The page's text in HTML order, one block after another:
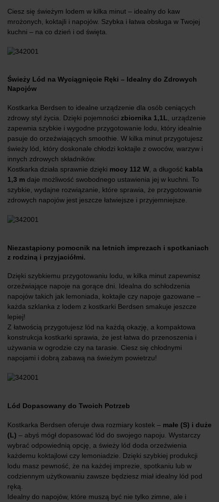
Ciesz się świeżym lodem w kilka minut – idealny do kaw
mrożonych, koktajli i napojów. Szybka i łatwa obsługa w Twojej
kuchni – na co dzień i od święta.
Świeży Lód na Wyciągnięcie Ręki – Idealny do Zdrowych
Napojów
Kostkarka Berdsen to idealne urządzenie dla osób ceniących
zdrowy styl życia. Dzięki pojemności zbiornika 1,1L , urządzenie
zapewnia szybkie i wygodne przygotowanie lodu, który idealnie
pasuje do orzeźwiających smoothie. W kilka minut przygotujesz
świeży lód, który doskonale chłodzi koktajle z owoców, warzyw i
innych zdrowych składników.
Kostkarka działa sprawnie dzięki mocy 112 W , a długość kabla
1,3 m daje możliwość swobodnego ustawienia jej w kuchni. To
szybkie, wydajne rozwiązanie, które sprawia, że przygotowanie
zdrowych napojów jest jeszcze łatwiejsze i przyjemniejsze.
Niezastąpiony pomocnik na letnich imprezach i spotkaniach
z rodziną i przyjaciółmi.
Dzięki szybkiemu przygotowaniu lodu, w kilka minut zapewnisz
orzeźwiające napoje na gorące dni. Idealna do schłodzenia
napojów takich jak lemoniada, koktajle czy napoje gazowane –
każda szklanka z lodem z kostkarki Berdsen smakuje jeszcze
lepiej!
Z łatwością przygotujesz lód na każdą okazję, a kompaktowa
konstrukcja kostkarki sprawia, że jest łatwa do przenoszenia i
używania w ogrodzie czy na tarasie. Ciesz się chłodnymi
napojami i dobrą zabawą na świeżym powietrzu!
Lód Dopasowany do Twoich Potrzeb
Kostkarka Berdsen oferuje dwa rozmiary kostek – małe (S) i duże
(L) – abyś mógł dopasować lód do swojego napoju. Wystarczy
wybrać odpowiednią opcję, a świeży lód doda orzeźwienia
każdemu koktajlowi czy lemoniadzie. Dzięki szybkiej produkcji
lodu masz pewność, że na każdej imprezie, spotkaniu lub w
codziennym użytkowaniu zawsze będziesz miał idealny lód pod
ręką.
Idealny do napojów, które muszą być nie tylko zimne, ale i